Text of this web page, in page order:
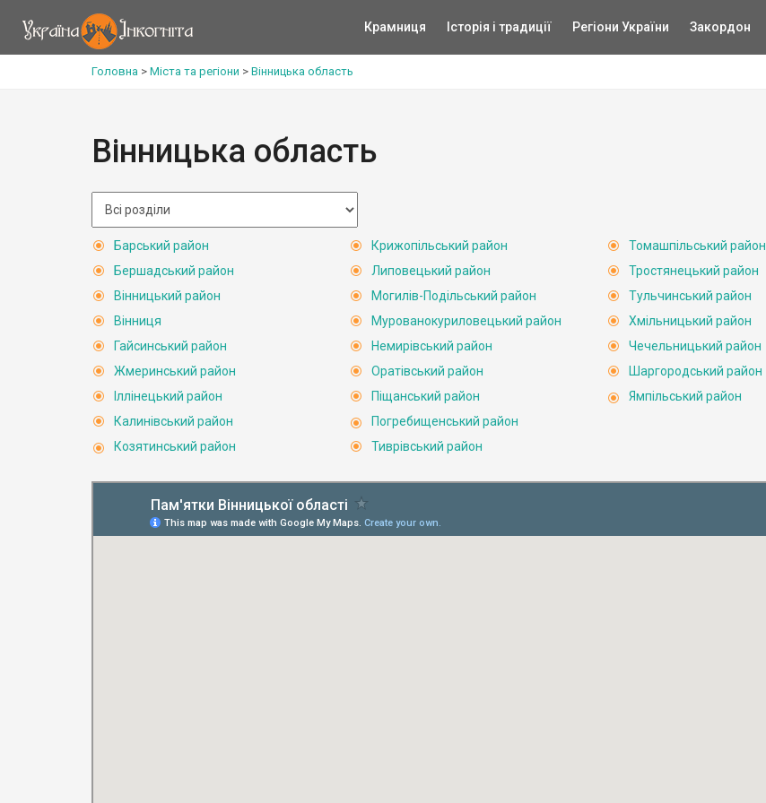
Крамниця Історія і традиції Регіони України Закордон
Головна > Міста та регіони > Вінницька область
Вінницька область
Барський район
Бершадський район
Вінницький район
Вінниця
Гайсинський район
Жмеринський район
Іллінецький район
Калинівський район
Козятинський район
Крижопільський район
Липовецький район
Могилів-Подільський район
Мурованокуриловецький район
Немирівський район
Оратівський район
Піщанський район
Погребищенський район
Тиврівський район
Томашпільський район
Тростянецький район
Тульчинський район
Хмільницький район
Чечельницький район
Шаргородський район
Ямпільський район